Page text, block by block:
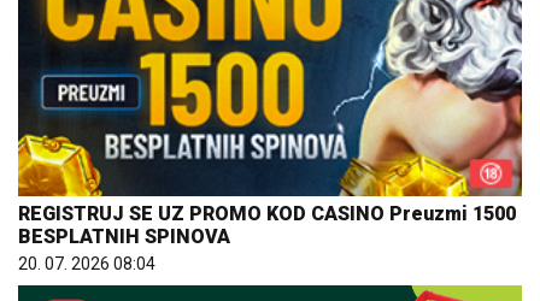
REGISTRUJ SE UZ PROMO KOD CASINO Preuzmi 1500
BESPLATNIH SPINOVA
20. 07. 2026 08:04